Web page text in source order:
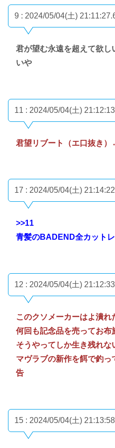
9 : 2024/05/04(土)
君が望む永遠を超えて欲
いや
11 : 2024/05/04(土)
君望リブート（エ口抜き
17 : 2024/05/04(土)
>>11
青髪のBADEND全カット
12 : 2024/05/04(土)
このクソメーカーはよ潰れ
何回も記念品を売ってお布
そうやってしか生き残れな
マヴラブの新作を餌で釣
告
15 : 2024/05/04(土)